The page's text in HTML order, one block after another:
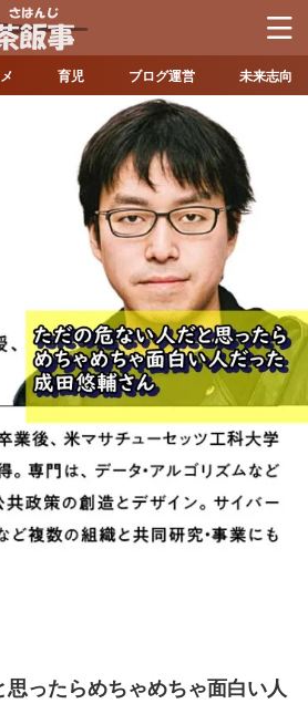
育児 ブログ運営 未来志向
ったらめちゃめちゃ面白い人